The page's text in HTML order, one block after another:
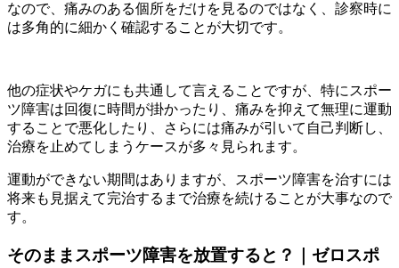
なので、痛みのある個所をだけを見るのではなく、診察時に
は多角的に細かく確認することが大切です。
他の症状やケガにも共通して言えることですが、特にスポー
ツ障害は回復に時間が掛かったり、痛みを抑えて無理に運動
することで悪化したり、さらには痛みが引いて自己判断し、
治療を止めてしまうケースが多々見られます。
運動ができない期間はありますが、スポーツ障害を治すには
将来も見据えて完治するまで治療を続けることが大事なので
す。
そのままスポーツ障害を放置すると？｜ゼロスポ